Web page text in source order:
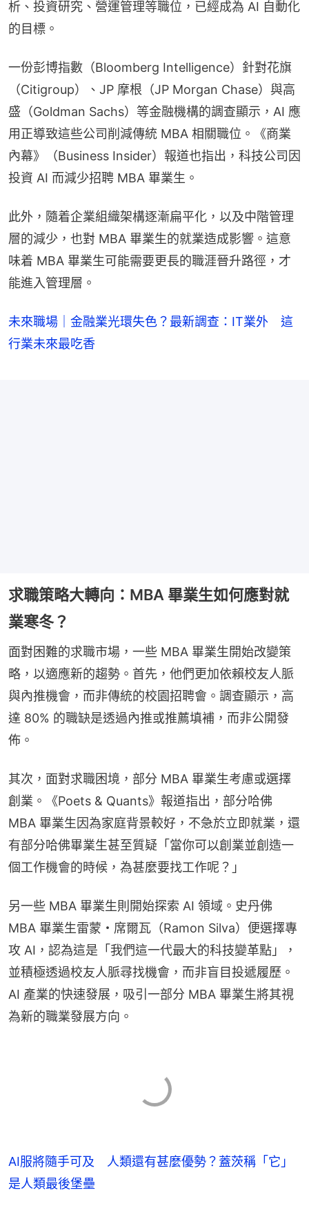
析、投資研究、營運管理等職位，已經成為 AI 自動化
的目標。
一份彭博指數（Bloomberg Intelligence）針對花旗
（Citigroup）、JP 摩根（JP Morgan Chase）與高
盛（Goldman Sachs）等金融機構的調查顯示，AI 應
用正導致這些公司削減傳統 MBA 相關職位。《商業
內幕》（Business Insider）報道也指出，科技公司因
投資 AI 而減少招聘 MBA 畢業生。
此外，隨着企業組織架構逐漸扁平化，以及中階管理
層的減少，也對 MBA 畢業生的就業造成影響。這意
味着 MBA 畢業生可能需要更長的職涯晉升路徑，才
能進入管理層。
未來職場｜金融業光環失色？最新調查：IT業外 這
行業未來最吃香
求職策略大轉向：MBA 畢業生如何應對就
業寒冬？
面對困難的求職市場，一些 MBA 畢業生開始改變策
略，以適應新的趨勢。首先，他們更加依賴校友人脈
與內推機會，而非傳統的校園招聘會。調查顯示，高
達 80% 的職缺是透過內推或推薦填補，而非公開發
佈。
其次，面對求職困境，部分 MBA 畢業生考慮或選擇
創業。《Poets & Quants》報道指出，部分哈佛
MBA 畢業生因為家庭背景較好，不急於立即就業，還
有部分哈佛畢業生甚至質疑「當你可以創業並創造一
個工作機會的時候，為甚麼要找工作呢？」
另一些 MBA 畢業生則開始探索 AI 領域。史丹佛
MBA 畢業生雷蒙・席爾瓦（Ramon Silva）便選擇專
攻 AI，認為這是「我們這一代最大的科技變革點」，
並積極透過校友人脈尋找機會，而非盲目投遞履歷。
AI 產業的快速發展，吸引一部分 MBA 畢業生將其視
為新的職業發展方向。
AI服將隨手可及 人類還有甚麼優勢？蓋茨稱「它」
是人類最後堡壘